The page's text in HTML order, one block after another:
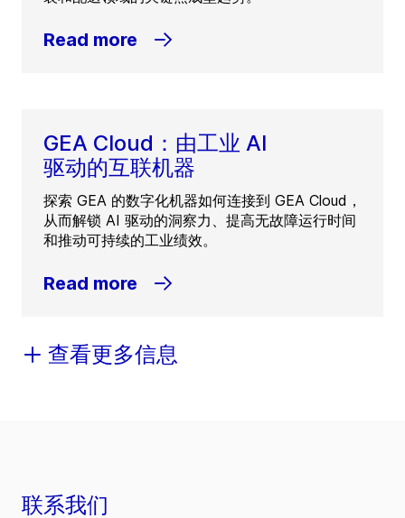
Read more
GEA Cloud：由工业 AI
驱动的互联机器
探索 GEA 的数字化机器如何连接到 GEA Cloud，
从而解锁 AI 驱动的洞察力、提高无故障运行时间
和推动可持续的工业绩效。
Read more
查看更多信息
联系我们